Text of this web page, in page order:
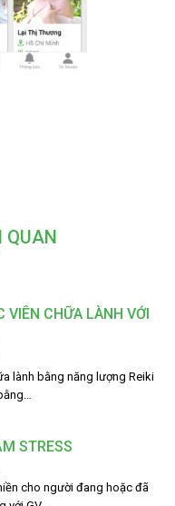
QUAN
VIÊN CHỮA LÀNH VỚI
lành bằng năng lượng Reiki
STRESS
cho người đang hoặc đã